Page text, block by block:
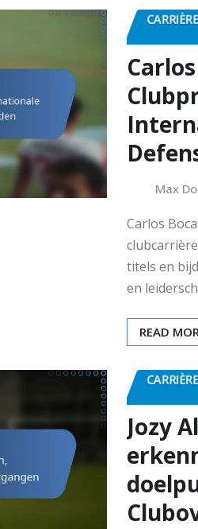
Max
Carlos
titels en
en
READ
Jozy